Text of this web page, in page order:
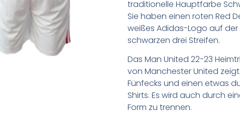
traditionelle Hauptfarbe
Sie haben einen roten Red
weißes Adidas-Logo auf der
schwarzen drei Streifen.
Das Man United 22-23
von Manchester United
Fünfecks und einen etwas
Shirts. Es wird auch durch
Form zu trennen.